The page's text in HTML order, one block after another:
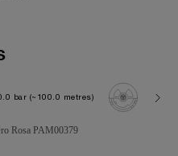
bar (~100.0 metres)